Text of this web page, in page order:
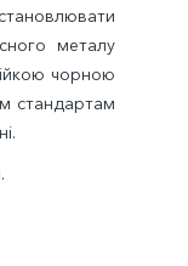
металу
чорною
стандартам